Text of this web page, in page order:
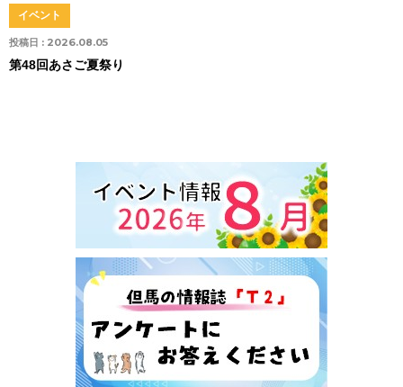
投稿日 : 2026.08.05
イベント
第48回あさご夏祭り